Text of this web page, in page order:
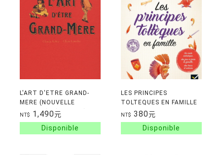
L'ART D'ETRE GRAND-
MERE (NOUVELLE
EDITION) - (BROCHE)
NT$ 1,490元
LES PRINCIPES
TOLTEQUES EN FAMILLE
NT$ 380元